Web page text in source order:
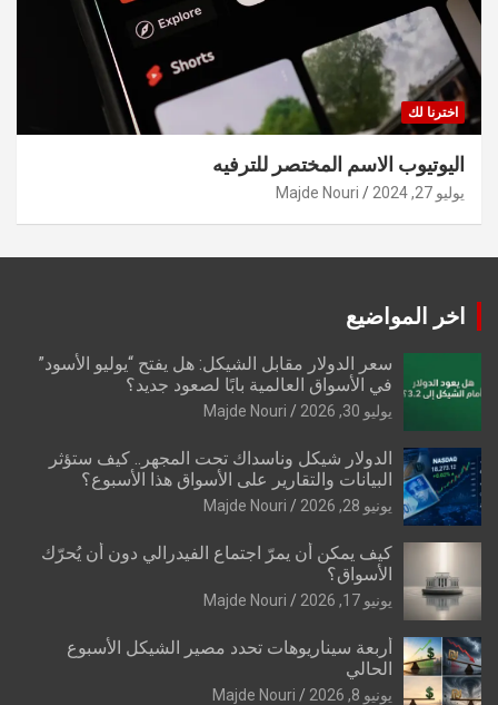
اخترنا لك
اليوتيوب الاسم المختصر للترفيه
يوليو 27, 2024 Majde Nouri
اخر المواضيع
سعر الدولار مقابل الشيكل: هل يفتح “يوليو الأسود”
في الأسواق العالمية بابًا لصعود جديد؟
يوليو 30, 2026 Majde Nouri
الدولار شيكل وناسداك تحت المجهر.. كيف ستؤثر
البيانات والتقارير على الأسواق هذا الأسبوع؟
يونيو 28, 2026 Majde Nouri
كيف يمكن أن يمرّ اجتماع الفيدرالي دون أن يُحرّك
الأسواق؟
يونيو 17, 2026 Majde Nouri
أربعة سيناريوهات تحدد مصير الشيكل الأسبوع
الحالي
يونيو 8, 2026 Majde Nouri